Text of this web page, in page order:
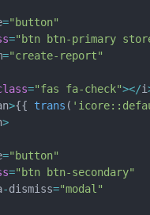
="button"
="btn btn-primary
="create-report"
="fas fa-check"></i
>{{ trans (
>
="button"
="btn btn-secondary"
-dismiss="modal"